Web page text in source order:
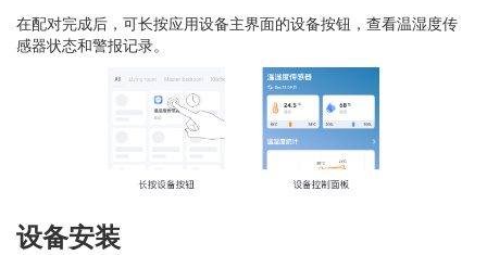
在配对完成后，可长按应用设备主界面的设备按钮，查看温湿度传
感器状态和警报记录。
设备安装